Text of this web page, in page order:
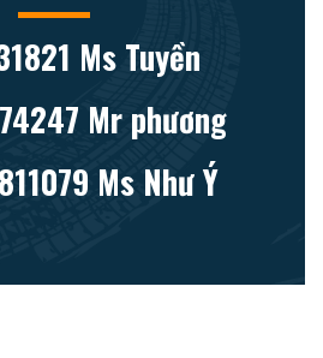
Ms Tuyền
Mr phương
Ms Như Ý